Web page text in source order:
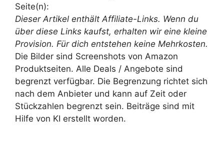
Seite(n):
Dieser Artikel enthält Affiliate-Links. Wenn du
über diese Links kaufst, erhalten wir eine kleine
Provision. Für dich entstehen keine Mehrkosten.
Die Bilder sind Screenshots von Amazon
Produktseiten. Alle Deals / Angebote sind
begrenzt verfügbar. Die Begrenzung richtet sich
nach dem Anbieter und kann auf Zeit oder
Stückzahlen begrenzt sein. Beiträge sind mit
Hilfe von KI erstellt worden.